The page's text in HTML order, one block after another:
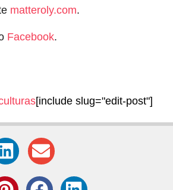
matteroly.com.
Facebook.
[include slug="edit-post"]